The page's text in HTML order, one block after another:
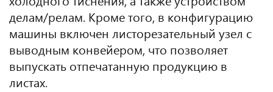
делам/релам. Кроме того, в конфигурацию
машины включен листорезательный узел с
выводным конвейером, что позволяет
выпускать отпечатанную продукцию в
листах.